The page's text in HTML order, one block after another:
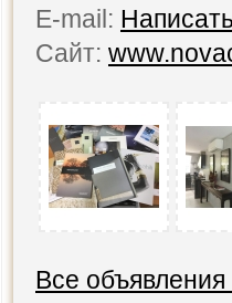
E-mail:
Сайт:
Все объявления